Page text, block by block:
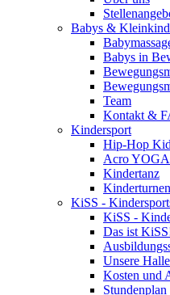
Babys &
Babys in
Team
Kontakt &
Kindersport
Hip-Hop
Acro YOGA
Kindertanz
Kinderturnen
KiSS -
KiSS -
Das ist
Unsere
Kosten und
Stundenplan